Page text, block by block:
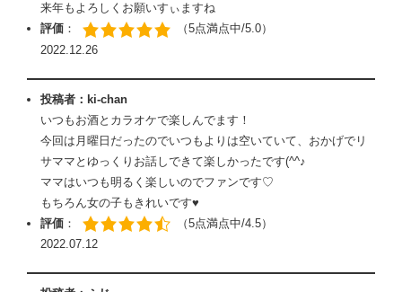
来年もよろしくお願いすぃますね
評価 ：
（5点満点中/5.0）
2022.12.26
投稿者：ki-chan
いつもお酒とカラオケで楽しんでます！
今回は月曜日だったのでいつもよりは空いていて、おかげでリ
サママとゆっくりお話しできて楽しかったです(^^♪
ママはいつも明るく楽しいのでファンです♡
もちろん女の子もきれいです♥
評価 ：
（5点満点中/4.5）
2022.07.12